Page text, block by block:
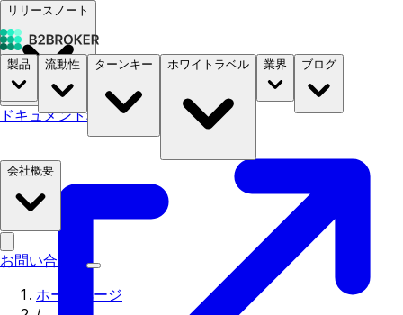
リリースノート
ドキュメント料金 B2STORE
製品 流動性 ターンキー ホワイトラベル 業界 ブログ
会社概要
お問い合わせ
ホームページ